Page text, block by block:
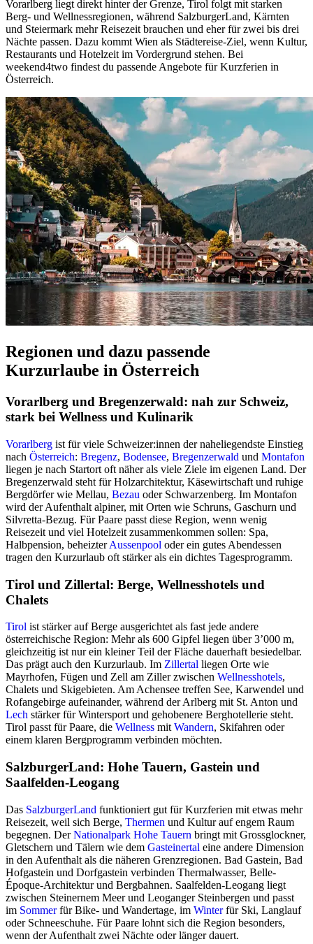
Vorarlberg liegt direkt hinter der Grenze, Tirol folgt mit starken
Berg- und Wellnessregionen, während SalzburgerLand, Kärnten
und Steiermark mehr Reisezeit brauchen und eher für zwei bis drei
Nächte passen. Dazu kommt Wien als Städtereise-Ziel, wenn Kultur,
Restaurants und Hotelzeit im Vordergrund stehen. Bei
weekend4two findest du passende Angebote für Kurzferien in
Österreich.
Regionen und dazu passende
Kurzurlaube in Österreich
Vorarlberg und Bregenzerwald: nah zur Schweiz,
stark bei Wellness und Kulinarik
Vorarlberg ist für viele Schweizer:innen der naheliegendste Einstieg
nach Österreich: Bregenz, Bodensee, Bregenzerwald und Montafon
liegen je nach Startort oft näher als viele Ziele im eigenen Land. Der
Bregenzerwald steht für Holzarchitektur, Käsewirtschaft und ruhige
Bergdörfer wie Mellau, Bezau oder Schwarzenberg. Im Montafon
wird der Aufenthalt alpiner, mit Orten wie Schruns, Gaschurn und
Silvretta-Bezug. Für Paare passt diese Region, wenn wenig
Reisezeit und viel Hotelzeit zusammenkommen sollen: Spa,
Halbpension, beheizterAussenpool oder ein gutes Abendessen
tragen den Kurzurlaub oft stärker als ein dichtes Tagesprogramm.
Tirol und Zillertal: Berge, Wellnesshotels und
Chalets
Tirol ist stärker auf Berge ausgerichtet als fast jede andere
österreichische Region: Mehr als 600 Gipfel liegen über 3’000 m,
gleichzeitig ist nur ein kleiner Teil der Fläche dauerhaft besiedelbar.
Das prägt auch den Kurzurlaub. Im Zillertal liegen Orte wie
Mayrhofen, Fügen und Zell am Ziller zwischen Wellnesshotels,
Chalets und Skigebieten. Am Achensee treffen See, Karwendel und
Rofangebirge aufeinander, während der Arlberg mit St. Anton und
Lech stärker für Wintersport und gehobenere Berghotellerie steht.
Tirol passt für Paare, die Wellness mit Wandern, Skifahren oder
einem klaren Bergprogramm verbinden möchten.
SalzburgerLand: Hohe Tauern, Gastein und
Saalfelden-Leogang
Das SalzburgerLand funktioniert gut für Kurzferien mit etwas mehr
Reisezeit, weil sich Berge, Thermen und Kultur auf engem Raum
begegnen. DerNationalpark Hohe Tauern bringt mit Grossglockner,
Gletschern und Tälern wie dem Gasteinertal eine andere Dimension
in den Aufenthalt als die näheren Grenzregionen. Bad Gastein, Bad
Hofgastein und Dorfgastein verbinden Thermalwasser, Belle-
Époque-Architektur und Bergbahnen. Saalfelden-Leogang liegt
zwischen Steinernem Meer und Leoganger Steinbergen und passt
im Sommerfür Bike- und Wandertage, im Winterfür Ski, Langlauf
oder Schneeschuhe. Für Paare lohnt sich die Region besonders,
wenn der Aufenthalt zwei Nächte oder länger dauert.